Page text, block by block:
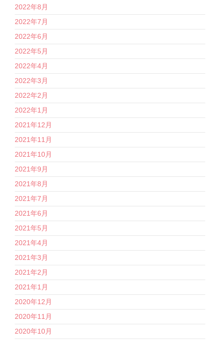
2022年8月
2022年7月
2022年6月
2022年5月
2022年4月
2022年3月
2022年2月
2022年1月
2021年12月
2021年11月
2021年10月
2021年9月
2021年8月
2021年7月
2021年6月
2021年5月
2021年4月
2021年3月
2021年2月
2021年1月
2020年12月
2020年11月
2020年10月